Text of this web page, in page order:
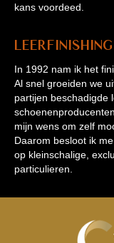
kans voordeed.
In 1992 nam ik het
Al snel groeiden we
partijen beschadigde
mijn wens om zelf
Daarom besloot ik
op kleinschalige,
particulieren.